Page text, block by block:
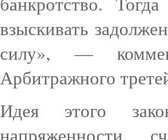
взыскивать
силу», —
Арбитражного
Идея этого
напряженности,